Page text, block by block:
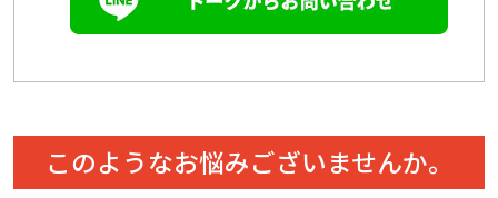
このようなお悩みございませんか。